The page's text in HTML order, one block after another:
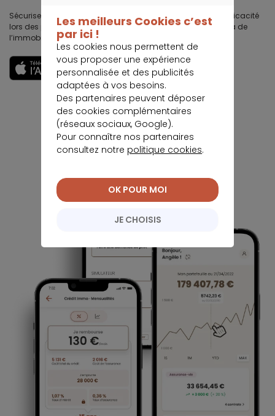
Sécurisez votre chiffre d’affaires immobilières, gagnez en efficacité
lors des premières visites, développez votre business au delà de
l’immobilier et travaillez votre image et votre réputation.
Découvrir
Les meilleurs Cookies c’est
par ici !
Les cookies nous permettent de
vous proposer une expérience
personnalisée et des publicités
adaptées à vos besoins.
Des partenaires peuvent déposer
des cookies complémentaires
(réseaux sociaux, Google).
Pour connaître nos partenaires
consultez notre politique cookies.
JE CHOISIS
OK POUR MOI